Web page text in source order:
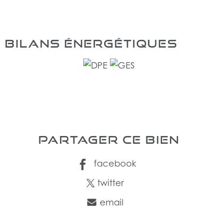
BILANS ÉNERGÉTIQUES
PARTAGER CE BIEN
facebook
twitter
email